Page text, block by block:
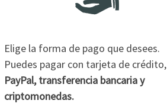
Elige la forma de pago que desees.
Puedes pagar con tarjeta de crédito,
PayPal, transferencia bancaria y
criptomonedas.